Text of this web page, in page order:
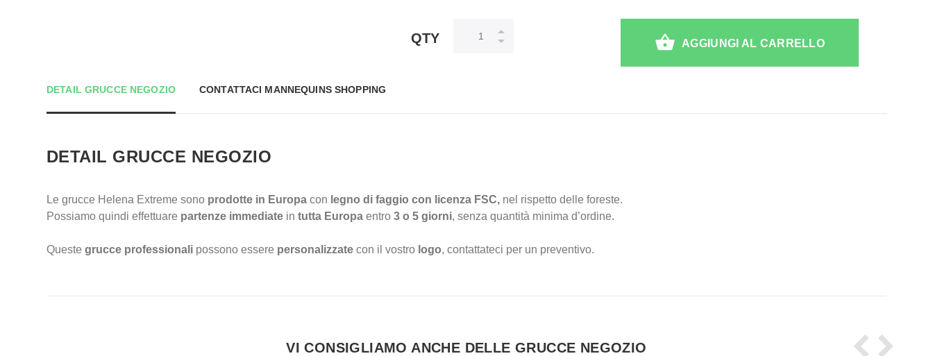
QTY AGGIUNGI AL CARRELLO
DETAIL GRUCCE NEGOZIO CONTATTACI MANNEQUINS SHOPPING
DETAIL GRUCCE NEGOZIO
Le grucce Helena Extreme sono prodotte in Europa con legno di faggio con licenza FSC, nel rispetto delle foreste.
Possiamo quindi effettuare partenze immediate in tutta Europa entro 3 o 5 giorni, senza quantità minima d’ordine.
Queste grucce professionali possono essere personalizzate con il vostro logo, contattateci per un preventivo.
VI CONSIGLIAMO ANCHE DELLE GRUCCE NEGOZIO